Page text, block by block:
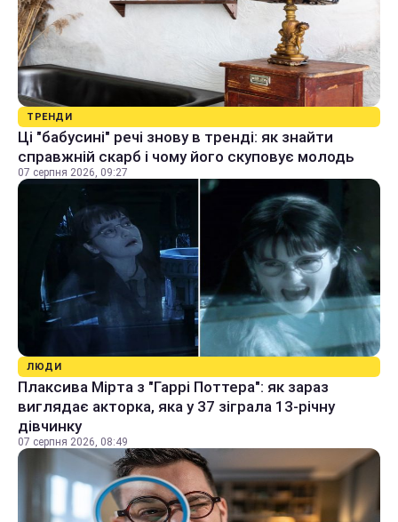
ТРЕНДИ
Ці "бабусині" речі знову в тренді: як знайти
справжній скарб і чому його скуповує молодь
07 серпня 2026, 09:27
ЛЮДИ
Плаксива Мірта з "Гаррі Поттера": як зараз
виглядає акторка, яка у 37 зіграла 13-річну
дівчинку
07 серпня 2026, 08:49